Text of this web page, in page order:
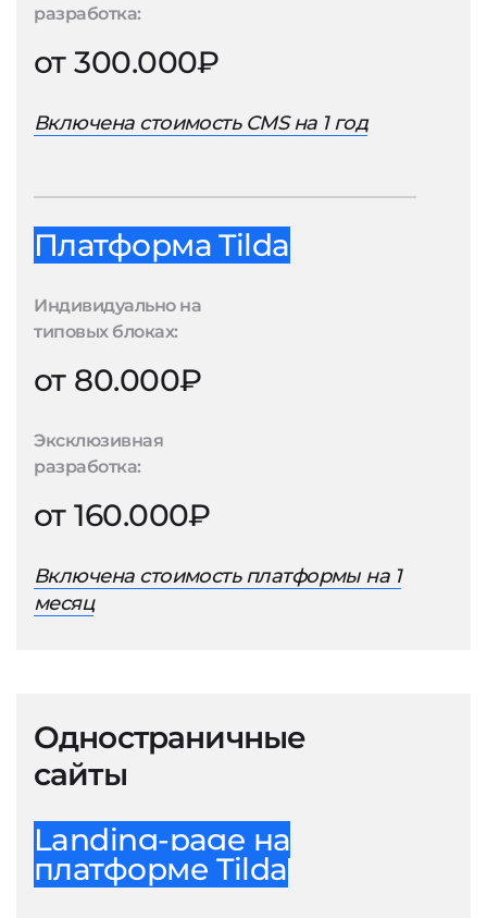
разработка:
от 300.000₽
Включена стоимость CMS на 1 год
Платформа Tilda
Индивидуально на
типовых блоках:
от 80.000₽
Эксклюзивная
разработка:
от 160.000₽
Включена стоимость платформы на 1
месяц
Одностраничные
сайты
Landing-page на
платформе Tilda